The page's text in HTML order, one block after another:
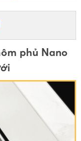
phủ Nano